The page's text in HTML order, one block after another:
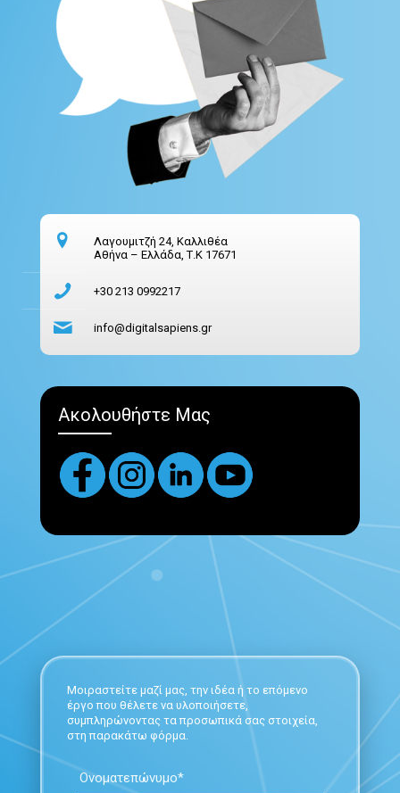
Λαγουμιτζή 24, Καλλιθέα
Αθήνα – Ελλάδα, Τ.Κ 17671
+30 213 0992217
info@digitalsapiens.gr
Ακολουθήστε Μας
Μοιραστείτε μαζί μας, την ιδέα ή το επόμενο
έργο που θέλετε να υλοποιήσετε,
συμπληρώνοντας τα προσωπικά σας στοιχεία,
στη παρακάτω φόρμα.